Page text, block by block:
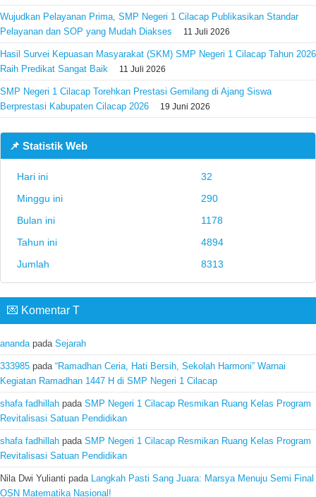
Wujudkan Pelayanan Prima, SMP Negeri 1 Cilacap Publikasikan Standar
Pelayanan dan SOP yang Mudah Diakses
11 Juli 2026
Hasil Survei Kepuasan Masyarakat (SKM) SMP Negeri 1 Cilacap Tahun 2026
Raih Predikat Sangat Baik
11 Juli 2026
SMP Negeri 1 Cilacap Torehkan Prestasi Gemilang di Ajang Siswa
Berprestasi Kabupaten Cilacap 2026
19 Juni 2026
📌 Statistik Web
Hari ini
32
Minggu ini
290
Bulan ini
1178
Tahun ini
4894
Jumlah
8313
💌 Komentar T
ananda pada Sejarah
333985 pada “Ramadhan Ceria, Hati Bersih, Sekolah Harmoni” Warnai
Kegiatan Ramadhan 1447 H di SMP Negeri 1 Cilacap
shafa fadhillah pada SMP Negeri 1 Cilacap Resmikan Ruang Kelas Program
Revitalisasi Satuan Pendidikan
shafa fadhillah pada SMP Negeri 1 Cilacap Resmikan Ruang Kelas Program
Revitalisasi Satuan Pendidikan
Nila Dwi Yulianti pada
Langkah Pasti Sang Juara: Marsya Menuju Semi Final
OSN Matematika Nasional!